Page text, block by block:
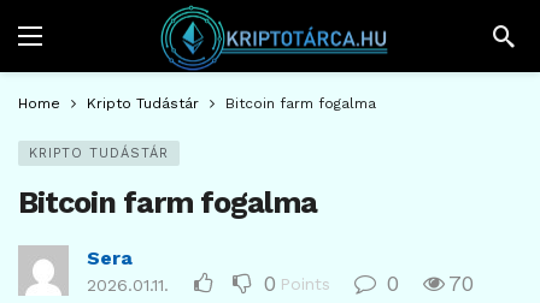
Home Kripto Tudástár Bitcoin farm fogalma
KRIPTO TUDÁSTÁR
Bitcoin farm fogalma
Sera
2026.01.11. 0 Points 0 70